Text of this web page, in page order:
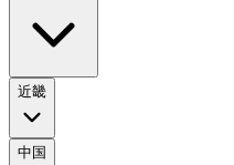
近畿
中国